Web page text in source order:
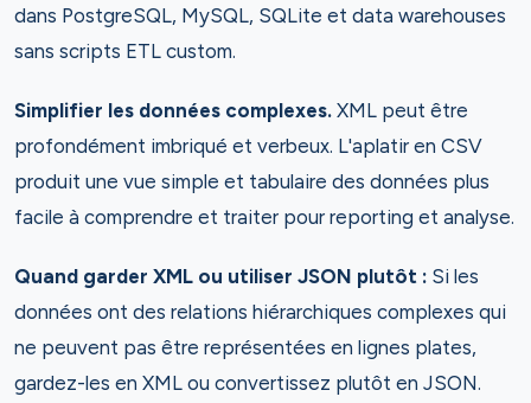
dans PostgreSQL, MySQL, SQLite et data warehouses
sans scripts ETL custom.
Simplifier les données complexes. XML peut être
profondément imbriqué et verbeux. L'aplatir en CSV
produit une vue simple et tabulaire des données plus
facile à comprendre et traiter pour reporting et analyse.
Quand garder XML ou utiliser JSON plutôt : Si les
données ont des relations hiérarchiques complexes qui
ne peuvent pas être représentées en lignes plates,
gardez-les en XML ou convertissez plutôt en JSON.